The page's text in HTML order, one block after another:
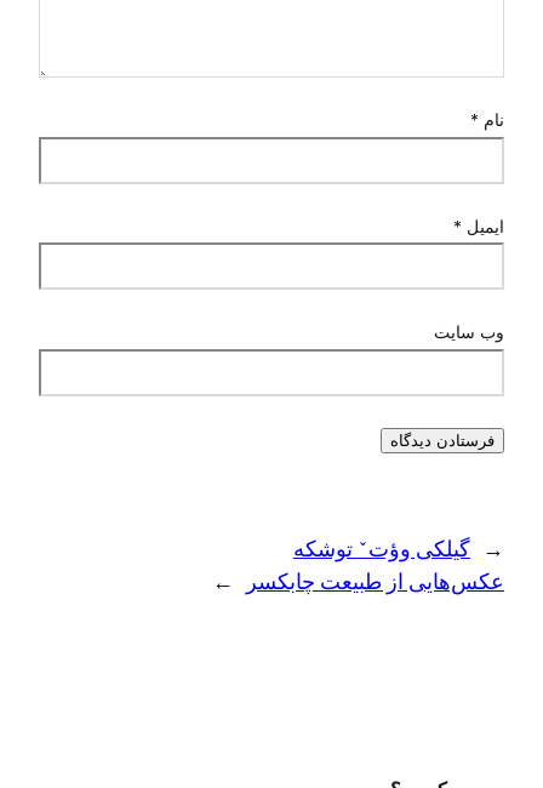
نام *
ایمیل *
وب‌ سایت
←
گیلکی وؤتˇ توشکه
عکس‌هایی از طبیعت چابکسر
→